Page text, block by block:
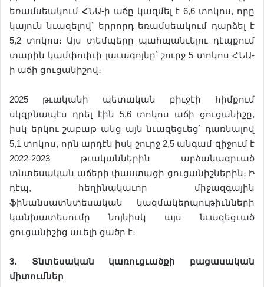
եռամսեակում ՀՆԱ-ի աճը կազմել է 6,6 տոկոս, որը
կայուն նւազելով՝ երրորդ եռամսեակում դարձել է
5,2 տոկոս։ Այս տեմպերը պահպանւելու դէպքում
տարին կամփոփւի լաւագոյնը՝ շուրջ 5 տոկոս ՀՆԱ-
ի աճի ցուցանիշով։
2025 թւականի պետական բիւջէի հիմքում
սկզբնապէս դրել էին 5,6 տոկոս աճի ցուցանիշը,
իսկ երկու շաբաթ անց այն նւազեցւեց՝ դառնալով
5,1 տոկոս, որն արդէն իսկ շուրջ 2,5 անգամ զիջում է
2022-2023 թւականներին արձանագրւած
տնտեսական աճերի փաստացի ցուցանիշներին։ Ի
դէպ, հեղինակաւոր միջազգային
ֆինանսատնտեսական կազմակերպութիւնների
կանխատեսումը նոյնիսկ այս նւազեցւած
ցուցանիշից աւելի ցածր է։
3․ Տնտեսական կառուցւածքի
բացասական
միտումներ